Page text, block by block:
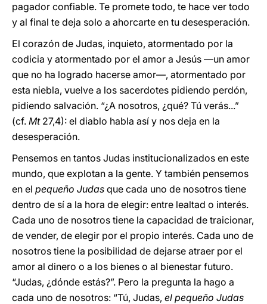
pagador confiable. Te promete todo, te hace ver todo
y al final te deja solo a ahorcarte en tu desesperación.
El corazón de Judas, inquieto, atormentado por la
codicia y atormentado por el amor a Jesús —un amor
que no ha logrado hacerse amor—, atormentado por
esta niebla, vuelve a los sacerdotes pidiendo perdón,
pidiendo salvación. “¿A nosotros, ¿qué? Tú verás...”
(cf. Mt27,4): el diablo habla así y nos deja en la
desesperación.
Pensemos en tantos Judas institucionalizados en este
mundo, que explotan a la gente. Y también pensemos
en el pequeño Judas que cada uno de nosotros tiene
dentro de sí a la hora de elegir: entre lealtad o interés.
Cada uno de nosotros tiene la capacidad de traicionar,
de vender, de elegir por el propio interés. Cada uno de
nosotros tiene la posibilidad de dejarse atraer por el
amor al dinero o a los bienes o al bienestar futuro.
“Judas, ¿dónde estás?”. Pero la pregunta la hago a
cada uno de nosotros: “Tú, Judas, el pequeño Judas